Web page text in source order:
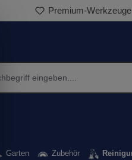
Premium-
Garten Zubehör